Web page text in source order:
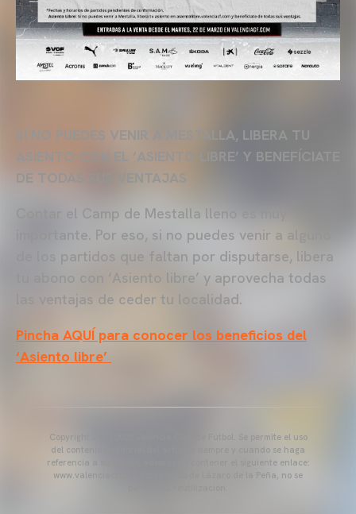
SI NO PUEDES VENIR A MESTALLA, LIBERA TU
ASIENTO CON EL ‘ASIENTO LIBRE’ Y BENEFÍCIATE
DE TODAS SUS VENTAJAS
Contar el Camp de Mestalla lleno es muy
importante. Por eso, si no puedes venir a alguno
de los partidos que faltan por disputarse, libera
tu abono con ‘Asiento libre’ y aprovecha todas
las ventajas de ceder tu localidad.
Pincha AQUÍ para conocer los beneficios del
‘Asiento libre’
Copyright 2013-2025 Valencia Club de Fútbol. Se permite el uso
del contenido editorial del artículo siempre y cuando se haga
referencia a su fuente, además de contener el siguiente enlace:
www.valenciacf.com. Fotografías de Lázaro de la Peña, no se